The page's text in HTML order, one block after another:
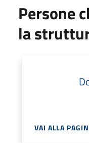
Persone
la
VAI ALLA